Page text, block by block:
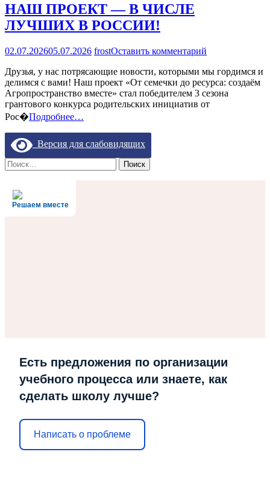
НАШ ПРОЕКТ — В ЧИСЛЕ
ЛУЧШИХ В РОССИИ!
02.07.202605.07.2026 frostОставить комментарий
ПРОЕКТ
—
В
ЧИСЛЕ
Друзья, у нас потрясающие новости, которыми мы гордимся и
делимся с вами! Наш проект «От семечки до ресурса: создаём
Агропространство вместе» стал победителем 3 сезона
грантового конкурса родительских инициатив от
Рос�Подробнее…
Версия для слабовидящих
Найти:
Решаем вместе
Есть предложения по организации
учебного процесса или знаете, как
сделать школу лучше?
Написать о проблеме